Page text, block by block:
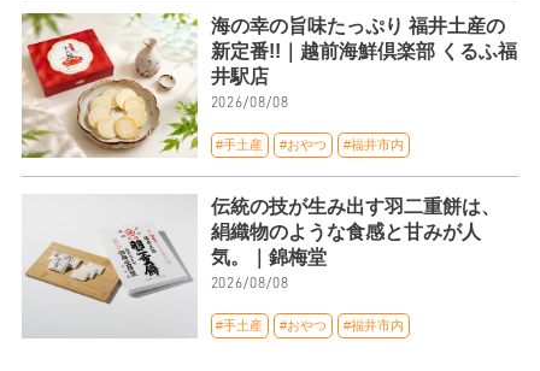
海の幸の旨味たっぷり 福井土産の
新定番!!｜越前海鮮倶楽部 くるふ福
井駅店
2026/08/08
#手土産 #おやつ #福井市内
伝統の技が生み出す羽二重餅は、
絹織物のような食感と甘みが人
気。｜錦梅堂
2026/08/08
#手土産 #おやつ #福井市内